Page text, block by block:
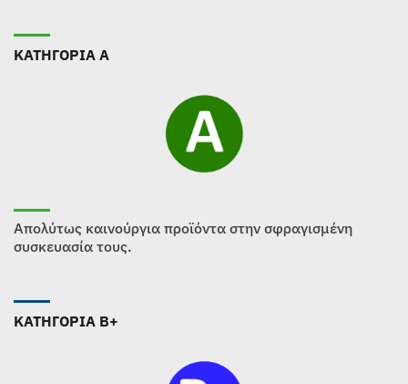
ΚΑΤΗΓΟΡΙΑ Α
Απολύτως καινούργια προϊόντα στην σφραγισμένη
συσκευασία τους.
ΚΑΤΗΓΟΡΙΑ B+